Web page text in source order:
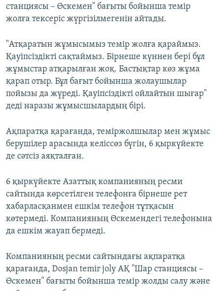
станциясы – Өскемен" бағыты бойынша темір
жолға тексеріс жүргізілмегенін айтады.
"Атқаратын жұмысымыз темір жолға қараймыз.
Қауіпсіздікті сақтаймыз. Бірнеше күннен бері бұл
жұмыстар атқарылған жоқ. Бастықтар көз жұма
қарап отыр. Бұл бағыт бойынша жолаушылар
пойызы да жүреді. Қауіпсіздікті ойлайтын шығар"
деді наразы жұмысшылардың бірі.
Ақпаратқа қарағанда, теміржолшылар мен жұмыс
берушілер арасында келіссөз бүгін, 6 қыркүйекте
де сәтсіз аяқталған.
6 қыркүйекте Азаттық компанияның ресми
сайтында көрсетілген телефонға бірнеше рет
хабарласқанмен ешкім телефон тұтқасын
көтермеді. Компанияның Өскемендегі телефонына
да ешкім жауап бермеді.
Компанияның ресми сайтындағы ақпаратқа
қарағанда, Dosjan temir joly АҚ "Шар станциясы –
Өскемен" бағыты бойынша темір жолды салу және